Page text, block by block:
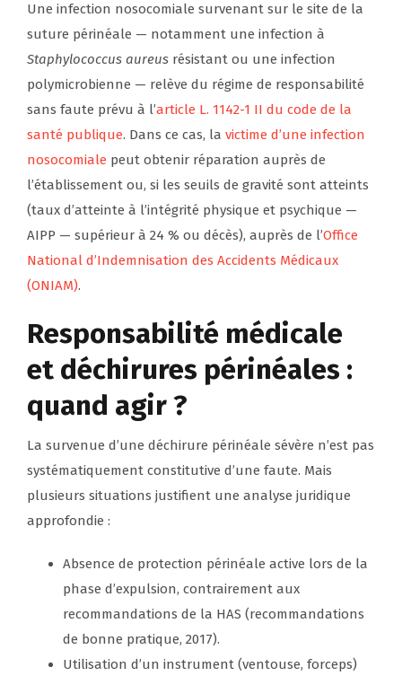
Une infection nosocomiale survenant sur le site de la
suture périnéale — notamment une infection à
Staphylococcus aureus résistant ou une infection
polymicrobienne — relève du régime de responsabilité
sans faute prévu à l’article L. 1142-1 II du code de la
santé publique. Dans ce cas, la victime d’une infection
nosocomiale peut obtenir réparation auprès de
l’établissement ou, si les seuils de gravité sont atteints
(taux d’atteinte à l’intégrité physique et psychique —
AIPP — supérieur à 24 % ou décès), auprès de l’Office
National d’Indemnisation des Accidents Médicaux
(ONIAM).
Responsabilité médicale
et déchirures périnéales :
quand agir ?
La survenue d’une déchirure périnéale sévère n’est pas
systématiquement constitutive d’une faute. Mais
plusieurs situations justifient une analyse juridique
approfondie :
Absence de protection périnéale active lors de la
phase d’expulsion, contrairement aux
recommandations de la HAS (recommandations
de bonne pratique, 2017).
Utilisation d’un instrument (ventouse, forceps)